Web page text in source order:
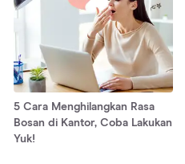
5 Cara Menghilangkan Rasa
Bosan di Kantor, Coba Lakukan
Yuk!